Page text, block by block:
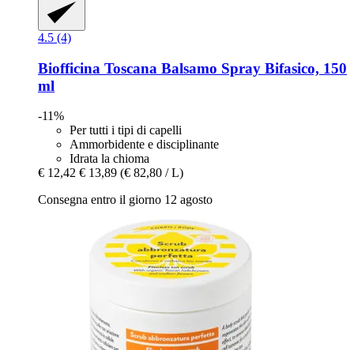
4.5 (4)
Biofficina Toscana Balsamo Spray Bifasico, 150
ml
-11%
Per tutti i tipi di capelli
Ammorbidente e disciplinante
Idrata la chioma
€ 12,42 € 13,89 (€ 82,80 / L)
Consegna entro il giorno 12 agosto